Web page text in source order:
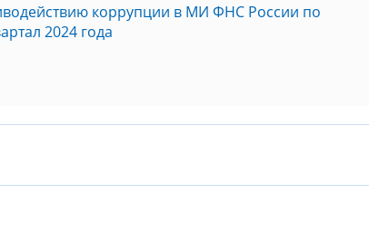
коррупции в МИ ФНС России по
2024 года